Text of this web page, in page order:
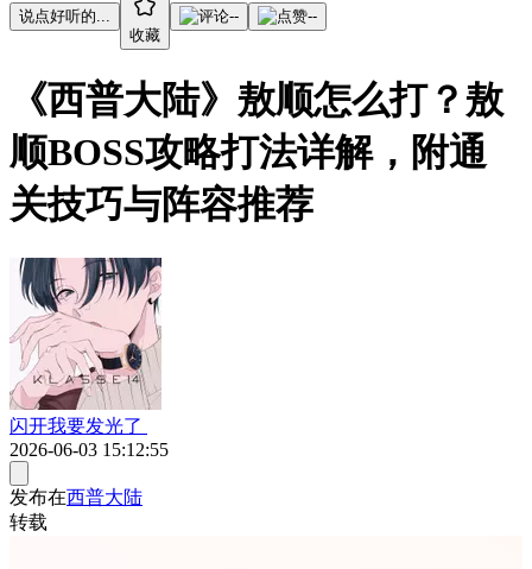
说点好听的...
收藏
-- --
《西普大陆》敖顺怎么打？敖
顺BOSS攻略打法详解，附通
关技巧与阵容推荐
闪开我要发光了
2026-06-03 15:12:55
发布在西普大陆
转载